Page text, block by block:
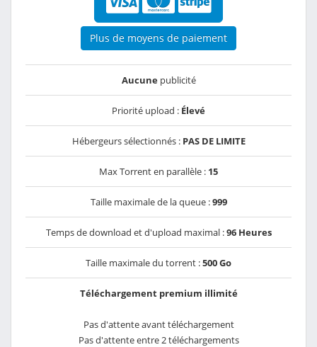
Plus de moyens de paiement
Aucunepublicité
Priorité upload : Élevé
Hébergeurs sélectionnés : PAS DE LIMITE
Max Torrent en parallèle : 15
Taille maximale de la queue :999
Temps de download et d'upload maximal :96 Heures
Taille maximale du torrent :500 Go
Téléchargement premium illimité
Pas d'attente avant téléchargement
Pas d'attente entre 2 téléchargements